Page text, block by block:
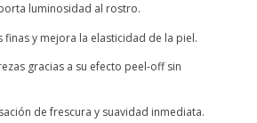
luminosidad al rostro.
finas y mejora la elasticidad de la piel.
gracias a su efecto peel-off sin
de frescura y suavidad inmediata.